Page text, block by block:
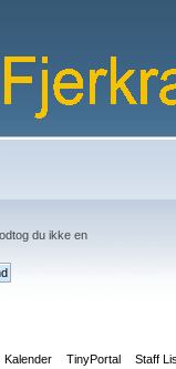
du ikke en
Kalender TinyPortal Staff